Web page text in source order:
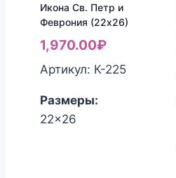
Икона Св. Петр и
Феврония (22х26)
1,970.00₽
Артикул: К-225
Размеры:
22x26